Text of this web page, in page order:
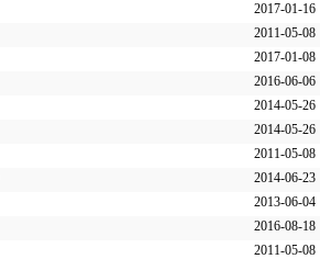
2017-01-16
2011-05-08
2017-01-08
2016-06-06
2014-05-26
2014-05-26
2011-05-08
2014-06-23
2013-06-04
2016-08-18
2011-05-08